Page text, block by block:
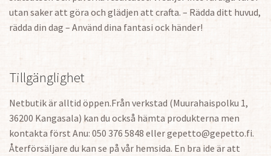
utan saker att göra och glädjen att crafta. – Rädda ditt huvud,
rädda din dag – Använd dina fantasi ock händer!
Tillgänglighet
Netbutik är alltid öppen.Från verkstad (Muurahaispolku 1,
36200 Kangasala) kan du också hämta produkterna men
kontakta först Anu: 050 376 5848 eller gepetto@gepetto.fi.
Återförsäljare du kan se på vår hemsida. En bra ide är att